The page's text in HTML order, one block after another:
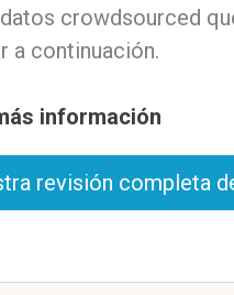
crowdsourced
a continuación.
información
revisión completa